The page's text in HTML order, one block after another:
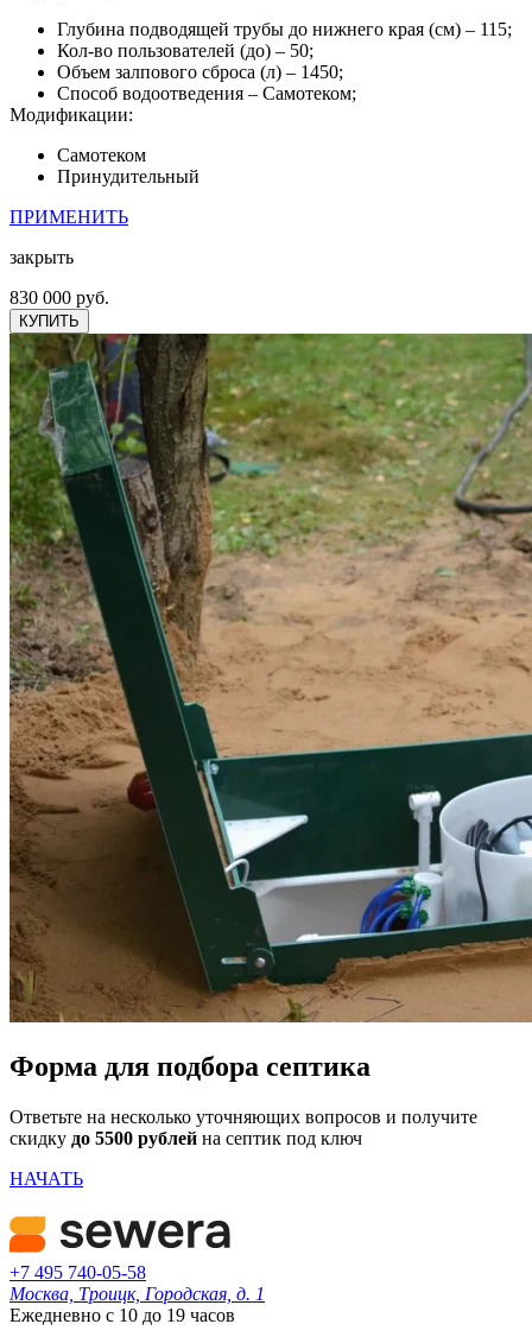
Глубина подводящей трубы до нижнего края (см) – 115;
Кол-во пользователей (до) – 50;
Объем залпового сброса (л) – 1450;
Способ водоотведения – Самотеком;
Модификации:
Самотеком
Принудительный
ПРИМЕНИТЬ
закрыть
830 000 руб.
КУПИТЬ
Форма для подбора септика
Ответьте на несколько уточняющих вопросов и получите
скидку до 5500 рублей на септик под ключ
НАЧАТЬ
+7 495 740-05-58
Москва, Троицк, Городская, д. 1
Ежедневно с 10 до 19 часов